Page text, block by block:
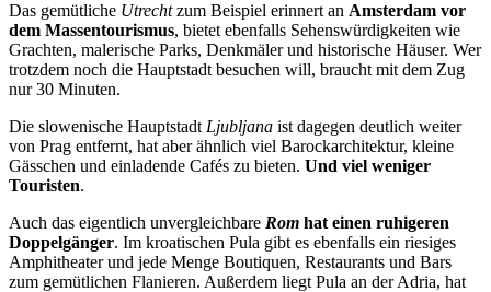
Das gemütliche Utrechtzum Beispiel erinnert an Amsterdam vor
dem Massentourismus, bietet ebenfalls Sehenswürdigkeiten wie
Grachten, malerische Parks, Denkmäler und historische Häuser. Wer
trotzdem noch die Hauptstadt besuchen will, braucht mit dem Zug
nur 30 Minuten.
Die slowenische Hauptstadt Ljubljana ist dagegen deutlich weiter
von Prag entfernt, hat aber ähnlich viel Barockarchitektur, kleine
Gässchen und einladende Cafés zu bieten. Und viel weniger
Touristen.
Auch das eigentlich unvergleichbare Rom hat einen ruhigeren
Doppelgänger. Im kroatischen Pula gibt es ebenfalls ein riesiges
Amphitheater und jede Menge Boutiquen, Restaurants und Bars
zum gemütlichen Flanieren. Außerdem liegt Pula an der Adria, hat